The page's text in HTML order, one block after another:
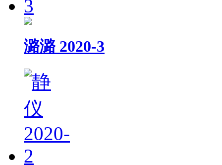
潞潞 2020-3